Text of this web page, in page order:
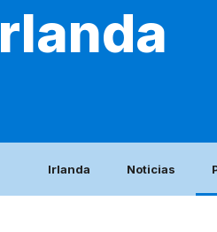
Irlanda Noticias